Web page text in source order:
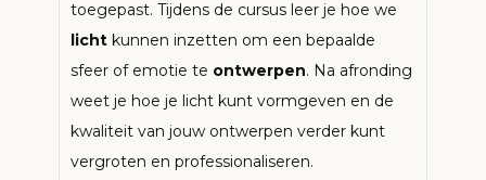
toegepast. Tijdens de cursus leer je hoe we
licht kunnen inzetten om een bepaalde
sfeer of emotie te ontwerpen. Na afronding
weet je hoe je licht kunt vormgeven en de
kwaliteit van jouw ontwerpen verder kunt
vergroten en professionaliseren.